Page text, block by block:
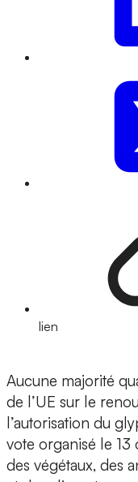
lien
Aucune majorité
de l’UE sur le
l’autorisation du
vote organisé le
des végétaux, des